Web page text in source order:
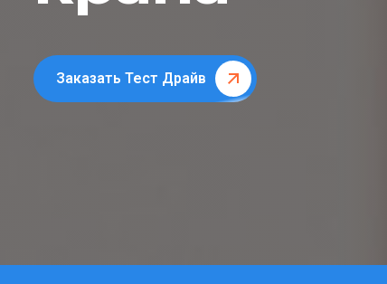
Заказать Тест Драйв